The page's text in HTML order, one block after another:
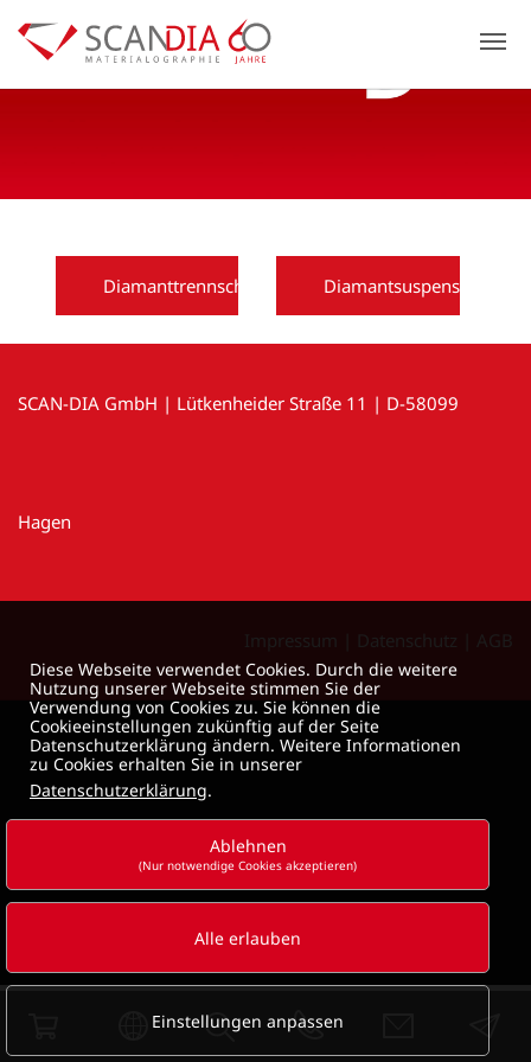
Previous
Diamanttrennscheibe Diamantsuspension
SCAN-DIA GmbH | Lütkenheider Straße 11 | D-58099
Hagen
Diese Webseite verwendet Cookies. Durch die weitere
Nutzung unserer Webseite stimmen Sie der
Verwendung von Cookies zu. Sie können die
Cookieeinstellungen zukünftig auf der Seite
Datenschutzerklärung ändern. Weitere Informationen
zu Cookies erhalten Sie in unserer
Datenschutzerklärung.
Ablehnen
(Nur notwendige Cookies akzeptieren)
Alle erlauben
Einstellungen anpassen